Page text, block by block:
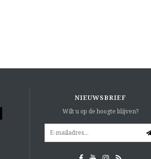
NIEUWSBRIEF
Wilt u op de hoogte blijven?